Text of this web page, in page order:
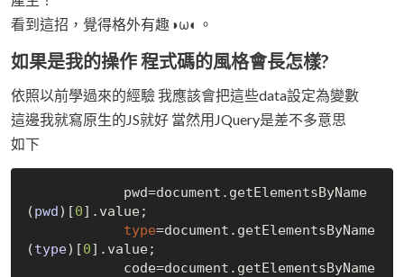
看到這招，覺得格外有趣◑ω◐。
如果是我的操作 程式碼的風格會長怎樣?
依照以前學過來的經驗 我應該會把這些data設定為變數
這邊我就寫原生的JS就好 當然用JQuery是差不多意思
如下
            pwd=document.get
ElementsByName
(pwd) [0] .value;
type=document.getElementsByName
(type) [0] .value;
            code=document.get
ElementsByName